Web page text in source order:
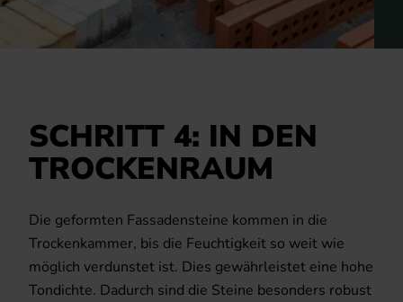
SCHRITT 4: IN DEN
TROCKENRAUM
Die geformten Fassadensteine kommen in die
Trockenkammer, bis die Feuchtigkeit so weit wie
möglich verdunstet ist. Dies gewährleistet eine hohe
Tondichte. Dadurch sind die Steine besonders robust